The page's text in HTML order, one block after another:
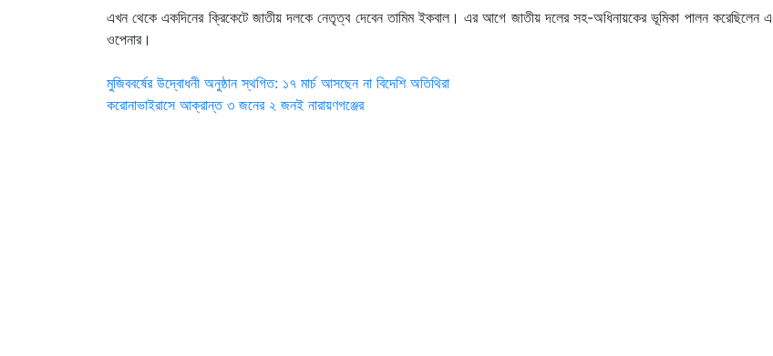
এখন থেকে একদিনের ক্রিকেটে জাতীয় দলকে নেতৃত্ব দেবেন তামিম ইকবাল। এর আগে জাতীয় দলের সহ-অধিনায়কের ভূমিকা পালন করেছিলেন এ
ওপেনার।
Post
navigation
মুজিববর্ষের উদ্বোধনী অনুষ্ঠান স্থগিত: ১৭ মার্চ আসছেন না বিদেশি অতিথিরা
করোনাভাইরাসে আক্রান্ত ৩ জনের ২ জনই নারায়ণগঞ্জের